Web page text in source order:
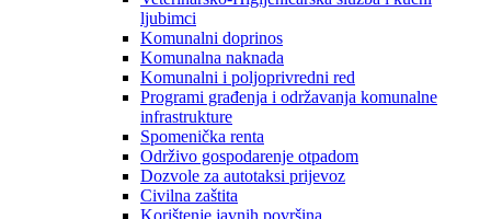
ljubimci
Komunalni doprinos
Komunalna naknada
Komunalni i poljoprivredni red
Programi građenja i održavanja komunalne
infrastrukture
Spomenička renta
Održivo gospodarenje otpadom
Dozvole za autotaksi prijevoz
Civilna zaštita
Korištenje javnih površina